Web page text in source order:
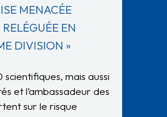
MENACÉE
RELÉGUÉE EN
DIVISION »
scientifiques, mais aussi
et l’ambassadeur des
sur le risque